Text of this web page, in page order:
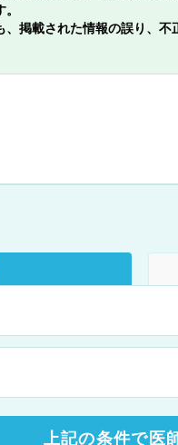
掲載された情報の誤り、
上記の条件で医